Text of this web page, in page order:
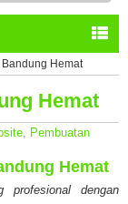
Hemat
Hemat
, Pembuatan
Hemat
profesional dengan